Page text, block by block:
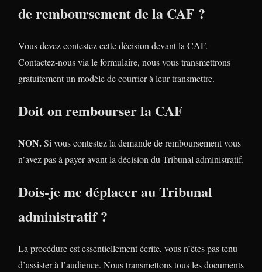
de remboursement de la CAF ?
Vous devez contestez cette décision devant la CAF.
Contactez-nous via le formulaire, nous vous transmettrons
gratuitement un modèle de courrier à leur transmettre.
Doit on rembourser la CAF
NON.Si vous contestez la demande de remboursement vous
n’avez pas à payer avant la décision du Tribunal administratif.
Dois-je me déplacer au Tribunal
administratif ?
La procédure est essentiellement écrite, vous n’êtes pas tenu
d’assister à l’audience. Nous transmettons tous les documents